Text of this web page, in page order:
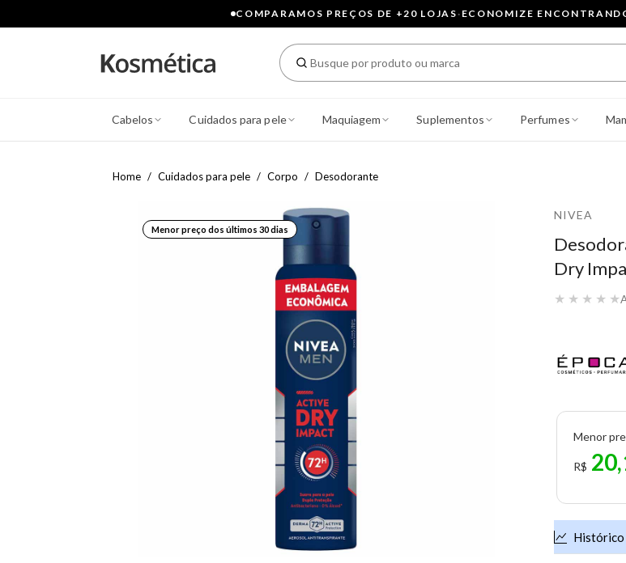
COMPARAMOS PREÇOS DE +20 LOJAS· ECONOMIZE
Cabelos Cuidados para pele Maquiagem Suplementos Perfumes
Home Cuidados para pele Corpo Desodorante
Menor preço dos últimos 30 dias
NIVEA
Dry
★ ★ ★ ★ ★
Menor
R$
Histórico